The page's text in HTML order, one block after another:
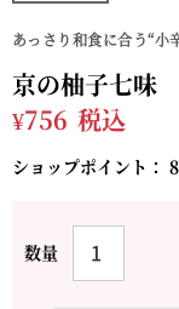
あっさり和食に合う“小
京の柚子七味
¥756 税込
ショップポイント： 8